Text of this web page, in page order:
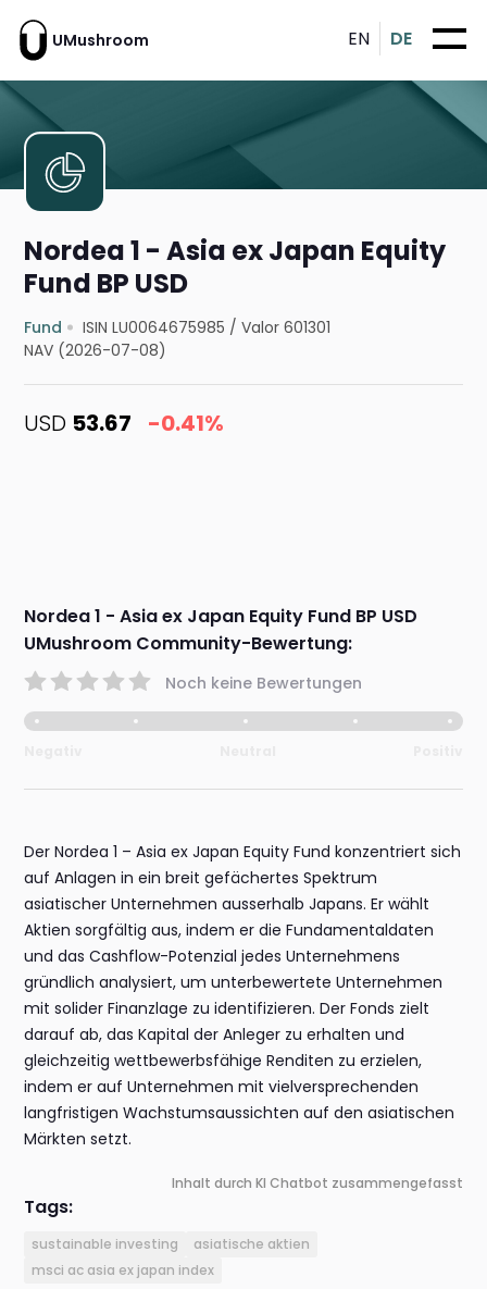
UMushroom EN DE
Nordea 1 - Asia ex Japan Equity
Fund BP USD
Fund ISIN LU0064675985 /Valor 601301
NAV (2026-07-08)
USD 53.67 -0.41%
Nordea 1 - Asia ex Japan Equity Fund BP USD
UMushroom Community-Bewertung:
Noch keine Bewertungen
Der Nordea 1 – Asia ex Japan Equity Fund konzentriert sich
auf Anlagen in ein breit gefächertes Spektrum
asiatischer Unternehmen ausserhalb Japans. Er wählt
Aktien sorgfältig aus, indem er die Fundamentaldaten
und das Cashflow-Potenzial jedes Unternehmens
gründlich analysiert, um unterbewertete Unternehmen
mit solider Finanzlage zu identifizieren. Der Fonds zielt
darauf ab, das Kapital der Anleger zu erhalten und
gleichzeitig wettbewerbsfähige Renditen zu erzielen,
indem er auf Unternehmen mit vielversprechenden
langfristigen Wachstumsaussichten auf den asiatischen
Märkten setzt.
Inhalt durch KI Chatbot zusammengefasst
Tags:
sustainable investing
asiatische aktien
msci ac asia ex japan index